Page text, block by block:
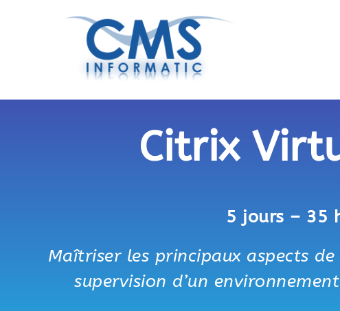
Citrix
5 jours – 35
Maîtriser les principaux aspects
supervision d’un